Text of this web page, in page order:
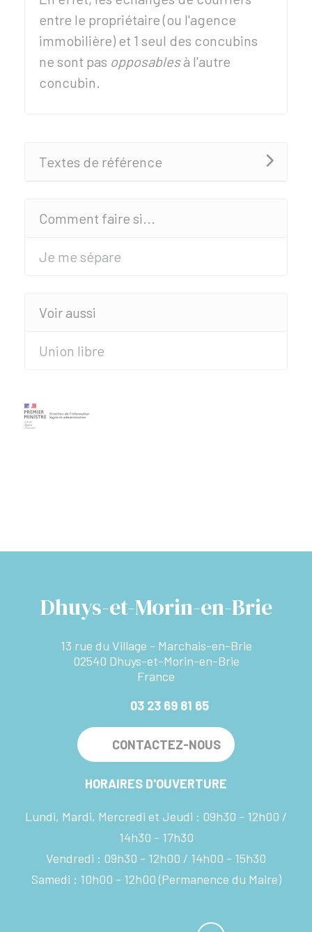
entre le propriétaire (ou l'agence
immobilière) et 1 seul des concubins
ne sont pas opposablesà l'autre
concubin.
Textes de référence
Comment faire si...
Je me sépare
Voir aussi
Union libre
Dhuys-et-Morin-en-Brie
13 rue du Village - Marchais-en-Brie
02540 Dhuys-et-Morin-en-Brie
France
03 23 69 81 65
CONTACTEZ-NOUS
HORAIRES D'OUVERTURE
Lundi, Mardi, Mercredi et Jeudi : 09h30 - 12h00
14h30 - 17h30
Vendredi : 09h30 - 12h00
14h00 - 15h30
Samedi : 10h00 - 12h00 (Permanence du Maire)